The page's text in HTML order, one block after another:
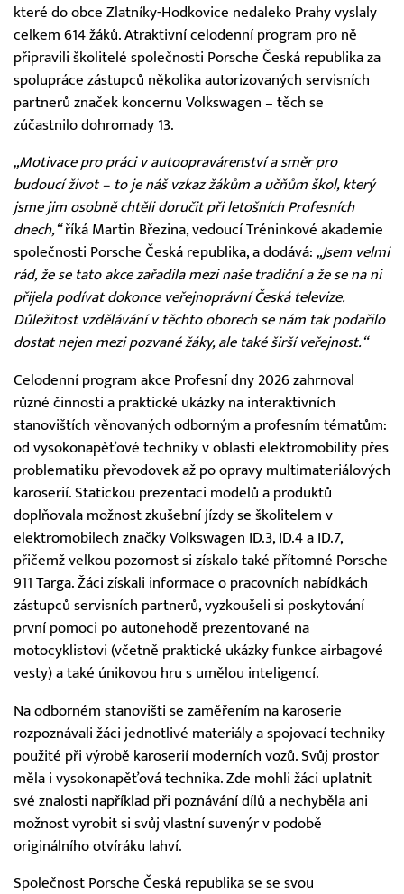
které do obce Zlatníky-Hodkovice nedaleko Prahy vyslaly
celkem 614 žáků. Atraktivní celodenní program pro ně
připravili školitelé společnosti Porsche Česká republika za
spolupráce zástupců několika autorizovaných servisních
partnerů značek koncernu Volkswagen – těch se
zúčastnilo dohromady 13.
„Motivace pro práci v autoopravárenství a směr pro
budoucí život – to je náš vzkaz žákům a učňům škol, který
jsme jim osobně chtěli doručit při letošních Profesních
dnech,“říká Martin Březina, vedoucí Tréninkové akademie
společnosti Porsche Česká republika, a dodává: „Jsem velmi
rád, že se tato akce zařadila mezi naše tradiční a že se na ni
přijela podívat dokonce veřejnoprávní Česká televize.
Důležitost vzdělávání v těchto oborech se nám tak podařilo
dostat nejen mezi pozvané žáky, ale také širší veřejnost.“
Celodenní program akce Profesní dny 2026 zahrnoval
různé činnosti a praktické ukázky na interaktivních
stanovištích věnovaných odborným a profesním tématům:
od vysokonapěťové techniky v oblasti elektromobility přes
problematiku převodovek až po opravy multimateriálových
karoserií. Statickou prezentaci modelů a produktů
doplňovala možnost zkušební jízdy se školitelem v
elektromobilech značky Volkswagen ID.3, ID.4 a ID.7,
přičemž velkou pozornost si získalo také přítomné Porsche
911 Targa. Žáci získali informace o pracovních nabídkách
zástupců servisních partnerů, vyzkoušeli si poskytování
první pomoci po autonehodě prezentované na
motocyklistovi (včetně praktické ukázky funkce airbagové
vesty) a také únikovou hru s umělou inteligencí.
Na odborném stanovišti se zaměřením na karoserie
rozpoznávali žáci jednotlivé materiály a spojovací techniky
použité při výrobě karoserií moderních vozů. Svůj prostor
měla i vysokonapěťová technika. Zde mohli žáci uplatnit
své znalosti například při poznávání dílů a nechyběla ani
možnost vyrobit si svůj vlastní suvenýr v podobě
originálního otvíráku lahví.
Společnost Porsche Česká republika se se svou